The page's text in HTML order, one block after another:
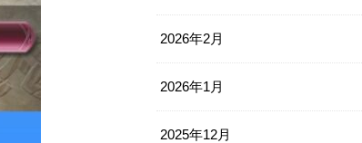
2026年2月
2026年1月
2025年12月